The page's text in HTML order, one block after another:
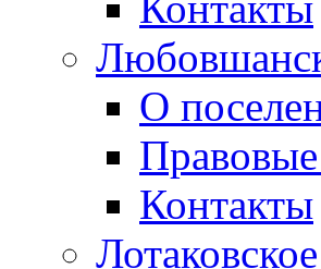
О
Контакты
Лотаковское